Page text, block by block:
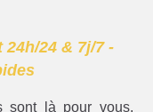
24 & 7j/7 -
sont là pour vous,